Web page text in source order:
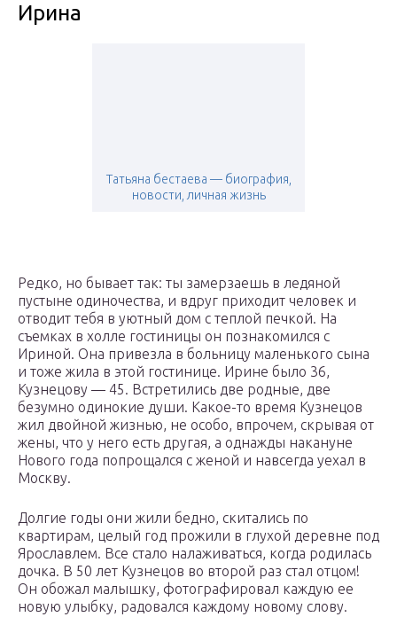
Ирина
Татьяна бестаева — биография,
новости, личная жизнь
Редко, но бывает так: ты замерзаешь в ледяной
пустыне одиночества, и вдруг приходит человек и
отводит тебя в уютный дом с теплой печкой. На
съемках в холле гостиницы он познакомился с
Ириной. Она привезла в больницу маленького сына
и тоже жила в этой гостинице. Ирине было 36,
Кузнецову — 45. Встретились две родные, две
безумно одинокие души. Какое-то время Кузнецов
жил двойной жизнью, не особо, впрочем, скрывая от
жены, что у него есть другая, а однажды накануне
Нового года попрощался с женой и навсегда уехал в
Москву.
Долгие годы они жили бедно, скитались по
квартирам, целый год прожили в глухой деревне под
Ярославлем. Все стало налаживаться, когда родилась
дочка. В 50 лет Кузнецов во второй раз стал отцом!
Он обожал малышку, фотографировал каждую ее
новую улыбку, радовался каждому новому слову.